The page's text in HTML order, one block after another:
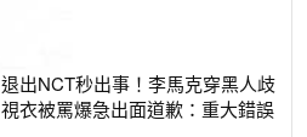
退出NCT秒出事！李馬克穿黑人歧
視衣被罵爆急出面道歉：重大錯誤